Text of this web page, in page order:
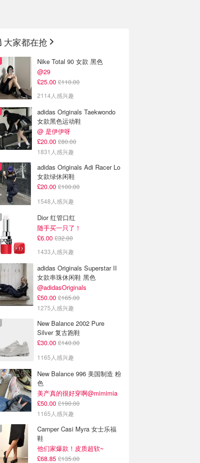
大家都在抢
Nike Total 90 女款 黑色
@29
£25.00 £110.00
2114人感兴趣
adidas Originals Taekwondo
女款黑色运动鞋
@ 是伊伊呀
£20.00 £80.00
1831人感兴趣
adidas Originals Adi Racer Lo
女款绿休闲鞋
£20.00 £100.00
1548人感兴趣
Dior 红管口红
随手买一只了！
£6.00 £32.00
1433人感兴趣
adidas Originals Superstar II
女款串珠休闲鞋 黑色
@adidasOriginals
£50.00 £165.00
1275人感兴趣
New Balance 2002 Pure
Silver 复古跑鞋
£30.00 £140.00
1165人感兴趣
New Balance 996 美国制造 粉
色
美产真的很好穿啊@mimimia
£50.00 £190.00
1165人感兴趣
Camper Casi Myra 女士乐福
鞋
他们家爆款！皮质超软~
£68.85 £135.00